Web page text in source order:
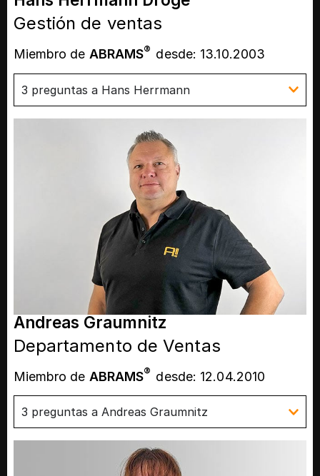
Gestión de ventas
Miembro de ABRAMS® desde: 13.10.2003
3 preguntas a Hans Herrmann
Andreas Graumnitz
Departamento de Ventas
Miembro de ABRAMS® desde: 12.04.2010
3 preguntas a Andreas Graumnitz